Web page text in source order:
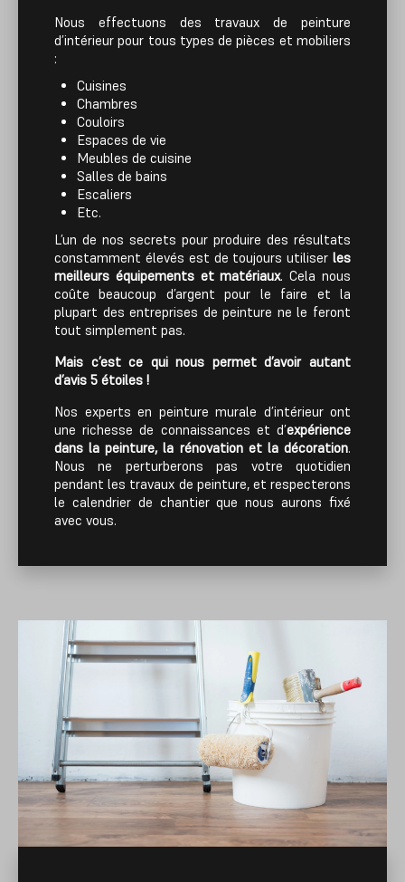
Nous effectuons des travaux de peinture
d’intérieur pour tous types de pièces et mobiliers
:
Cuisines
Chambres
Couloirs
Espaces de vie
Meubles de cuisine
Salles de bains
Escaliers
etc.
L’un de nos secrets pour produire des résultats
constamment élevés est de toujours utiliser les
meilleurs équipements et matériaux. Cela nous
coûte beaucoup d’argent pour le faire et la
plupart des entreprises de peinture ne le feront
tout simplement pas.
Mais c’est ce qui nous permet d’avoir autant
d’avis 5 étoiles !
Nos experts en peinture murale d’intérieur ont
une richesse de connaissances et d’expérience
dans la peinture, la rénovation et la décoration.
Nous ne perturberons pas votre quotidien
pendant les travaux de peinture, et respecterons
le calendrier de chantier que nous aurons fixé
avec vous.